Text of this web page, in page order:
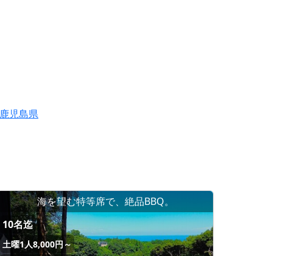
鹿児島県
海を望む特等席で、絶品BBQ。
10名迄
土曜1人8,000円～